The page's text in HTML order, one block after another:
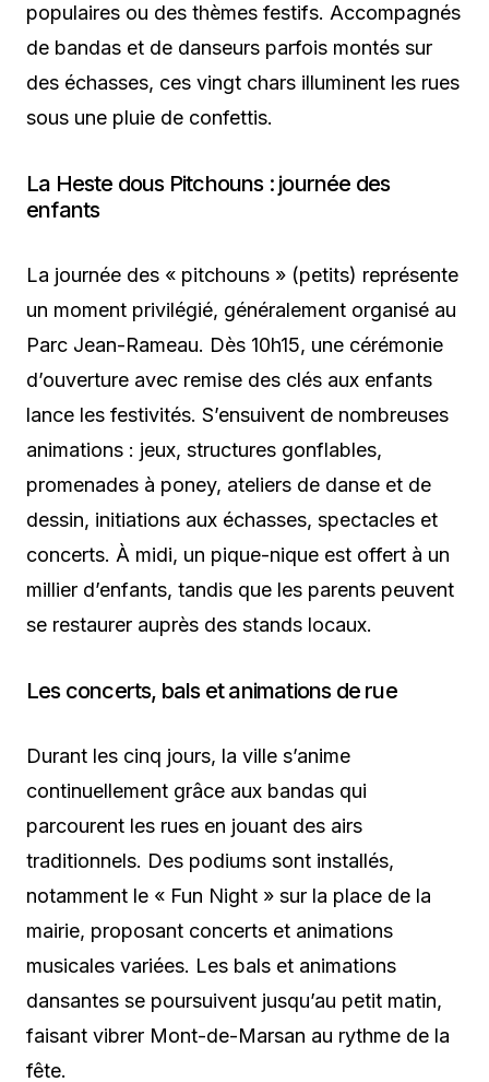
populaires ou des thèmes festifs. Accompagnés
de bandas et de danseurs parfois montés sur
des échasses, ces vingt chars illuminent les rues
sous une pluie de confettis.
La Heste dous Pitchouns : journée des
enfants
La journée des « pitchouns » (petits) représente
un moment privilégié, généralement organisé au
Parc Jean-Rameau. Dès 10h15, une cérémonie
d’ouverture avec remise des clés aux enfants
lance les festivités. S’ensuivent de nombreuses
animations : jeux, structures gonflables,
promenades à poney, ateliers de danse et de
dessin, initiations aux échasses, spectacles et
concerts. À midi, un pique-nique est offert à un
millier d’enfants, tandis que les parents peuvent
se restaurer auprès des stands locaux.
Les concerts, bals et animations de rue
Durant les cinq jours, la ville s’anime
continuellement grâce aux bandas qui
parcourent les rues en jouant des airs
traditionnels. Des podiums sont installés,
notamment le « Fun Night » sur la place de la
mairie, proposant concerts et animations
musicales variées. Les bals et animations
dansantes se poursuivent jusqu’au petit matin,
faisant vibrer Mont-de-Marsan au rythme de la
fête.